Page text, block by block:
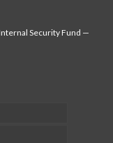
Security Fund —